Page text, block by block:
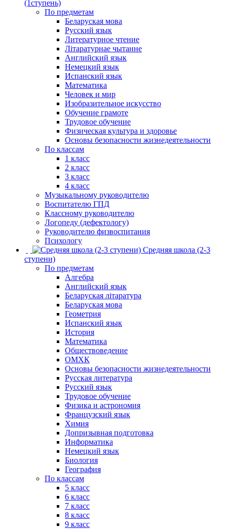
(1ступень)
По предметам
Беларуская мова
Русский язык
Литературное чтение
Літаратурнае чытанне
Английский язык
Немецкий язык
Испанский язык
Математика
Человек и мир
Изобразительное искусство
Обучение грамоте
Трудовое обучение
Физическая культура и здоровье
Основы безопасности жизнедеятельности
По классам
1 класс
2 класс
3 класс
4 класс
Музыкальному руководителю
Воспитателю ГПД
Классному руководителю
Логопеду (дефектологу)
Руководителю физвоспитания
Психологу
Средняя школа (2-3
ступени)
По предметам
Алгебра
Английский язык
Беларуская літаратура
Беларуская мова
Геометрия
Испанский язык
История
Математика
Обществоведение
ОМХК
Основы безопасности жизнедеятельности
Русская литература
Русский язык
Трудовое обучение
Физика и астрономия
Французский язык
Химия
Допризывная подготовка
Информатика
Немецкий язык
Биология
География
По классам
5 класс
6 класс
7 класс
8 класс
9 класс